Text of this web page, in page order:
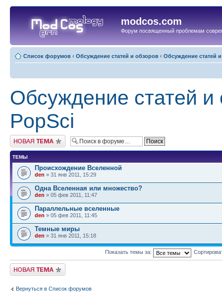
modcos.com
Форум посвященный проблемам
Список форумов ‹ Обсуждение статей и обзоров ‹ Обсуждение статей
Обсуждение статей и
PopSci
Начать новую тему
ТЕМЫ
Происхождение Вселенной
den » 31 янв 2011, 15:29
Одна Вселенная или множество?
den » 05 фев 2011, 11:47
Параллельные вселенные
den » 05 фев 2011, 11:45
Темные миры
den » 31 янв 2011, 15:18
Показать темы за:
Начать новую тему
Вернуться в Список форумов